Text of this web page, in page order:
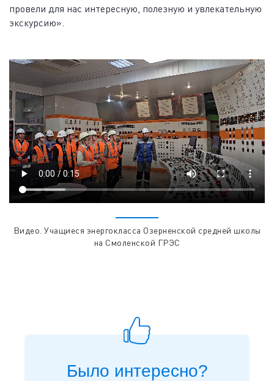
провели для нас интересную, полезную и увлекательную
экскурсию».
Видео. Учащиеся энергокласса Озерненской средней школы
на Смоленской ГРЭС
Было интересно?